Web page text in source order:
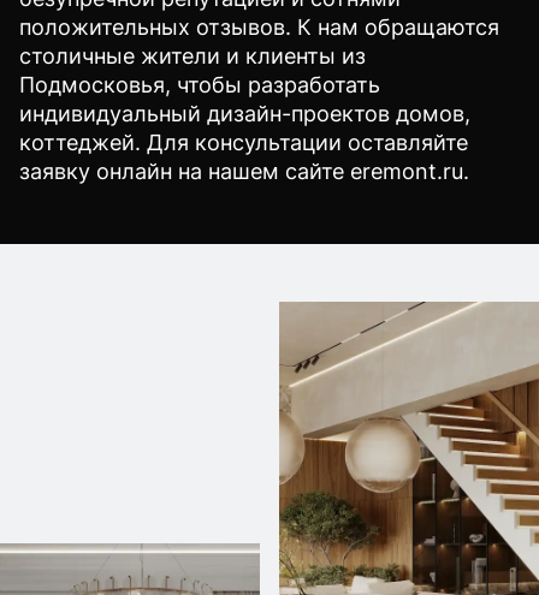
положительных отзывов. К нам обращаются
столичные жители и клиенты из
Подмосковья, чтобы разработать
индивидуальный дизайн-проектов домов,
коттеджей. Для консультации оставляйте
заявку онлайн на нашем сайте eremont.ru.